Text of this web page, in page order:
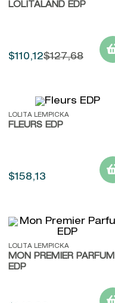
LOLITALAND EDP
$110,12$127,68
LOLITA LEMPICKA
FLEURS EDP
$158,13
LOLITA LEMPICKA
MON PREMIER PARFUM
EDP
9.
john frieda